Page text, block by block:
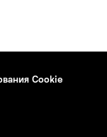
Cookie